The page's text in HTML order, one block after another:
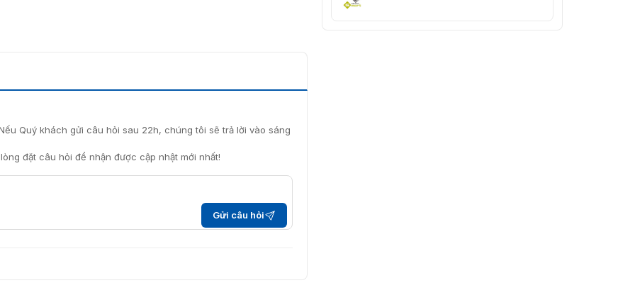
Quý khách gửi câu hỏi sau 22h, chúng tôi sẽ trả lời vào sáng
đặt câu hỏi để nhận được cập nhật mới nhất!
Gửi câu hỏi